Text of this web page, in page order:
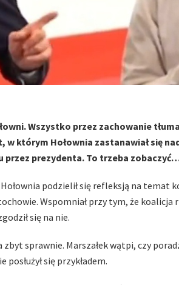
Wszystko przez zachowanie
w którym Hołownia zastanawiał się
przez prezydenta. To trzeba
podzielił się refleksją na temat
Wspomniał przy tym, że koalicja
się na nie.
zbyt sprawnie. Marszałek wątpi, czy
się przykładem.